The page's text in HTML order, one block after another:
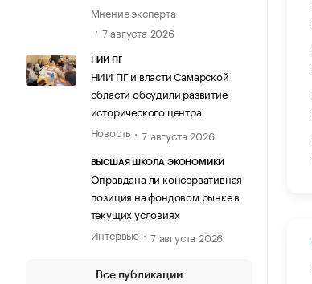
Мнение эксперта
7 августа 2026
НИИ ПГ
НИИ ПГ и власти Самарской
области обсудили развитие
исторического центра
Новость
7 августа 2026
ВЫСШАЯ ШКОЛА ЭКОНОМИКИ
Оправдана ли консервативная
позиция на фондовом рынке в
текущих условиях
Интервью
7 августа 2026
Все публикации